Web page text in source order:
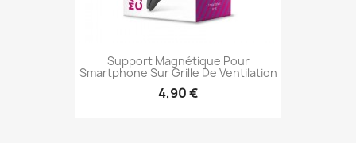
Support Magnétique Pour
Smartphone Sur Grille De Ventilation
4,90 €